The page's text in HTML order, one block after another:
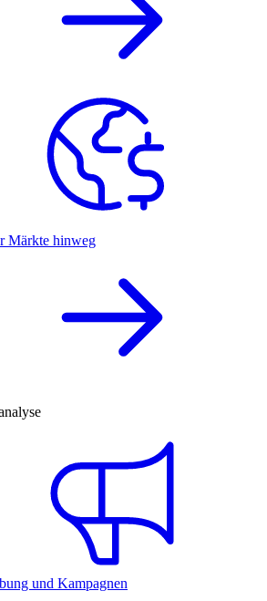
Märkte hinweg
und Kampagnen